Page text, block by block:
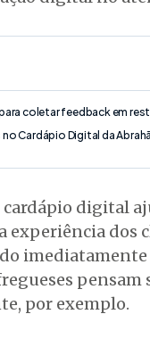
coletar feedback em
Cardápio Digital da
digital
experiência dos
imediatamente
pensam
por exemplo.